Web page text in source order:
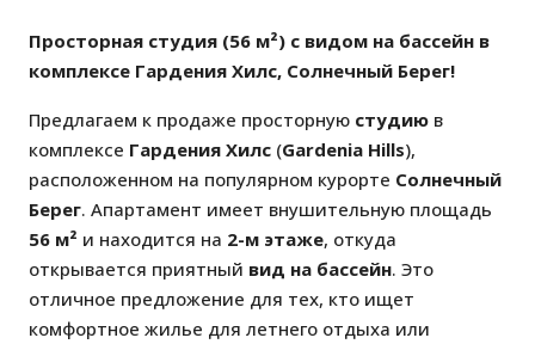
Просторная студия (56 м²) с видом на бассейн в
комплексе Гардения Хилс, Солнечный Берег!
Предлагаем к продаже просторную студию в
комплексе Гардения Хилс (Gardenia Hills),
расположенном на популярном курорте Солнечный
Берег. Апартамент имеет внушительную площадь
56 м² и находится на 2-м этаже, откуда
открывается приятный вид на бассейн. Это
отличное предложение для тех, кто ищет
комфортное жилье для летнего отдыха или